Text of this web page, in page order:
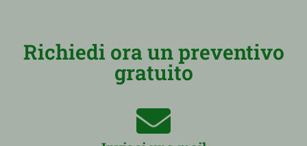
Richiedi ora un preventivo
gratuito